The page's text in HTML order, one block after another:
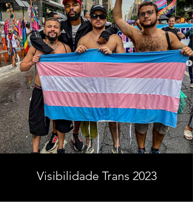
Visibilidade Trans 2023